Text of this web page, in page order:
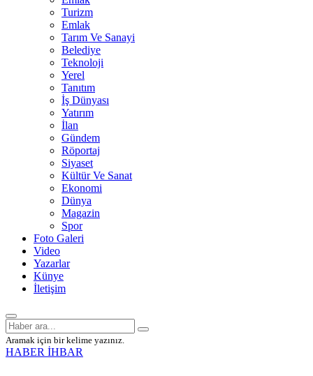
Turizm
Emlak
Tarım Ve Sanayi
Belediye
Teknoloji
Yerel
Tanıtım
İş Dünyası
Yatırım
İlan
Gündem
Röportaj
Siyaset
Kültür Ve Sanat
Ekonomi
Dünya
Magazin
Spor
Foto Galeri
Video
Yazarlar
Künye
İletişim
Aramak için bir kelime yazınız.
HABER İHBAR